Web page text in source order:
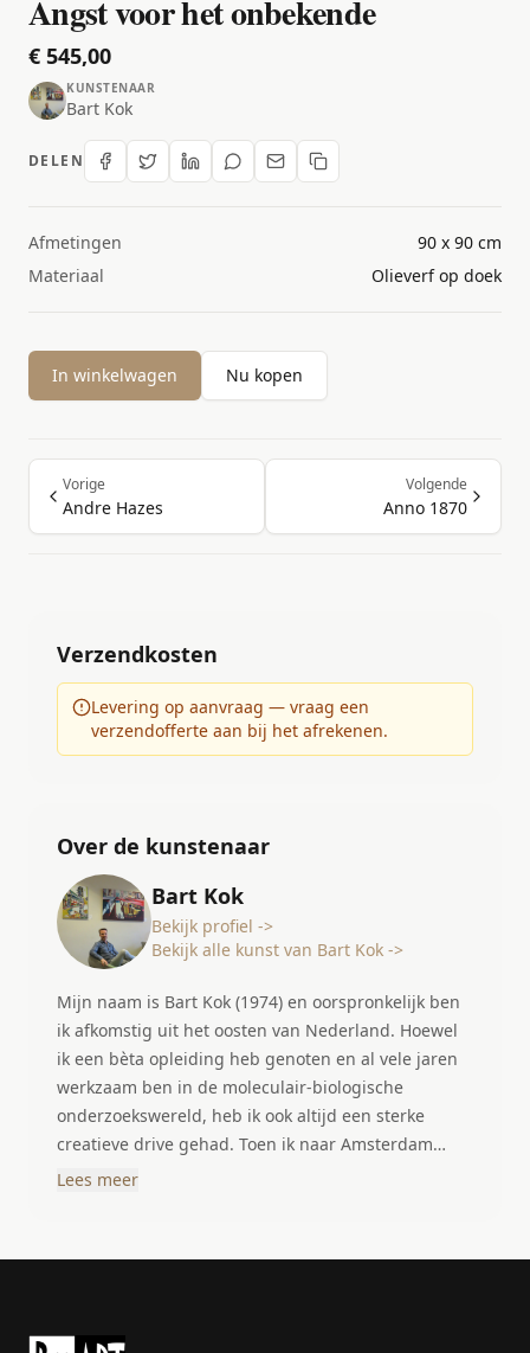
Angst voor het onbekende
€ 545,00
KUNSTENAAR
Bart Kok
DELEN
Afmetingen
90 x 90 cm
Materiaal
Olieverf op doek
In winkelwagen Nu kopen
Vorige
Andre Hazes
Volgende
Anno 1870
Verzendkosten
Levering op aanvraag — vraag een
verzendofferte aan bij het afrekenen.
Over de kunstenaar
Bart Kok
Bekijk profiel ->
Bekijk alle kunst van Bart Kok ->
Mijn naam is Bart Kok (1974) en oorspronkelijk ben
ik afkomstig uit het oosten van Nederland. Hoewel
ik een bèta opleiding heb genoten en al vele jaren
werkzaam ben in de moleculair-biologische
onderzoekswereld, heb ik ook altijd een sterke
creatieve drive gehad. Toen ik naar Amsterdam
verhuisde ben ik me intensiever bezig gaan houden
aanvankelijk schilderde ik voornamelijk stillevens en
heb ik me steeds verder ontwikkeld, bijvoorbeeld
Lees meer